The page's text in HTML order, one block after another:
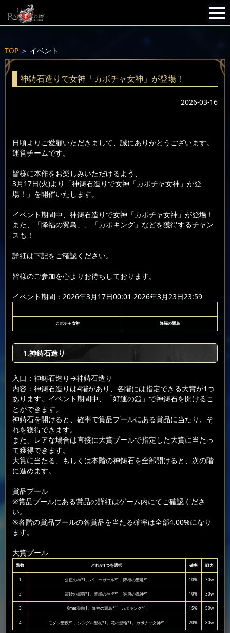
TOP＞ イベント
神鋳石造りで女神「カボチャ女神」が登場！
2026-03-16
日頃よりご愛顧いただきまして、誠にありがとうございます。
運営チームです。
皆様に本作をお楽しみいただけるよう、
3月17日(火)より「神鋳石造りで女神「カボチャ女神」が登
場！」を開催いたします。
イベント期間中、神鋳石造りで女神「カボチャ女神」が登場！
また、「降福の翼鳥」、「カボキング」などを獲得するチャン
スも！
詳細は下記をご確認ください。
皆様のご参加を心よりお待ちしております。
イベント期間：2026年3月17日00:01-2026年3月23日23:59
カボチャ女神 降福の翼鳥
1.神鋳石造り
入口：神鋳石造り →神鋳石造り
内容：神鋳石造りは4階があり、各階には指定できる大賞が1つ
あります。イベント期間中、「好運の鎚」で神鋳石を開けるこ
とができます。
神鋳石を開けると、確率で賞品プールにある賞品に当たり、そ
れを獲得できます。
また、レアな場合は直接に大賞プールで指定した大賞に当たっ
て獲得できます。
大賞に当たる、もしくは本階の神鋳石を全部開けると、次の階
に進めます。
賞品プール
※賞品プールにある賞品の詳細はゲーム内にてご確認くださ
い。
※各階の賞品プールの各賞品を当たる確率は全部4.00%になり
ます。
大賞プール
階数 どれか1つを選択 確率 戦力
1 公正の神*1、バニーガール*1、降福の聖竜*1 10% 30w
2 霊妙の黒猫*1、蒼翠の神虎*1、冥府の戦神*1 10% 30w
3 Xmas聖騎1、降福の翼鳥*1、カボキング*1 15% 50w
4 モダン聖夜*1、ジングル聖杖*1、花の聖輪*1、カボチャ女神*1 20% 80w